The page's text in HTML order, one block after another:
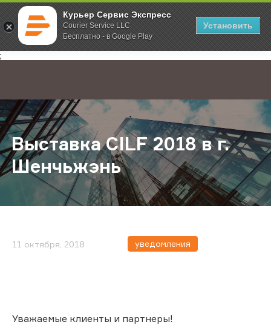
Курьер Сервис Экспресс
Courier Service LLC
Бесплатно - в Google Play
Установить
;
Главная О компании Новости Выставка CILF 2018 в г.
Выставка CILF 2018 в г.
Шенчьжэнь
11 октября, 2018 уведомления
Уважаемые клиенты и партнеры!